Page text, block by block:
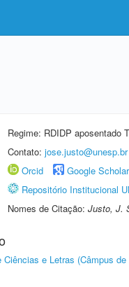
Regime: RDIDP aposentado
Contato: jose.justo@unesp.br
Orcid
Google Scholar
Repositório Institucional
Nomes de Citação: Justo, J.
Ciências e Letras (Câmpus